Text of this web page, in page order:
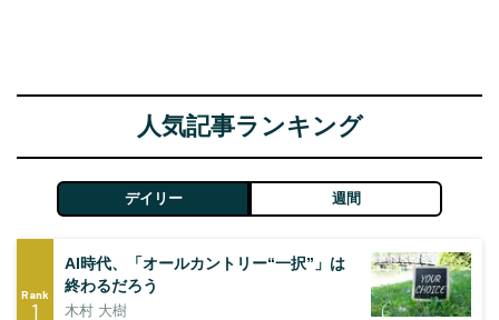
人気記事ランキング
デイリー 週間
Rank
1
AI時代、「オールカントリー“一択”」は
終わるだろう
木村 大樹